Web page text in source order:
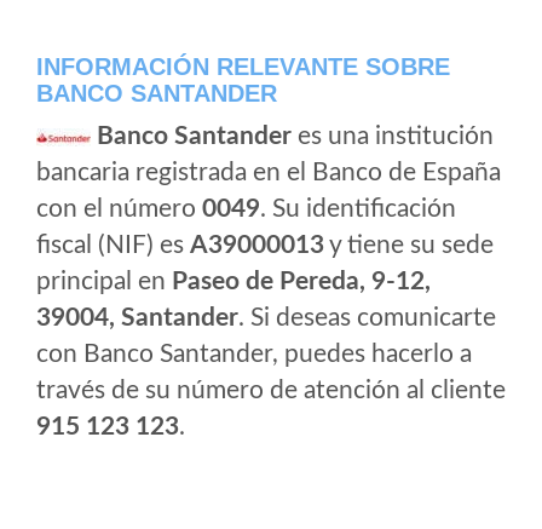
INFORMACIÓN RELEVANTE SOBRE
BANCO SANTANDER
Banco Santander es una institución
bancaria registrada en el Banco de España
con el número 0049. Su identificación
fiscal (NIF) es A39000013y tiene su sede
principal en Paseo de Pereda, 9-12,
39004, Santander. Si deseas comunicarte
con Banco Santander, puedes hacerlo a
través de su número de atención al cliente
915 123 123.